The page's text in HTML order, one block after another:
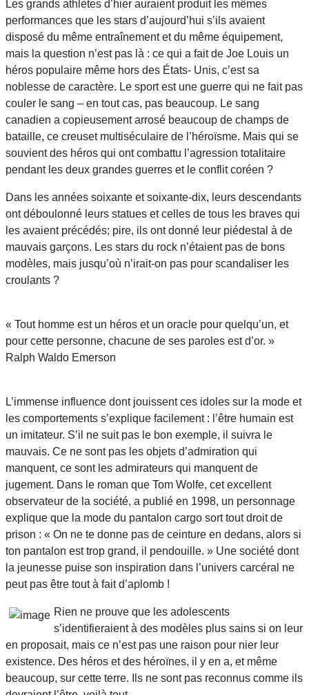
Les grands athlètes d’hier auraient produit les mêmes
performances que les stars d’aujourd’hui s’ils avaient
disposé du même entraînement et du même équipement,
mais la question n’est pas là : ce qui a fait de Joe Louis un
héros populaire même hors des États- Unis, c’est sa
noblesse de caractère. Le sport est une guerre qui ne fait pas
couler le sang – en tout cas, pas beaucoup. Le sang
canadien a copieusement arrosé beaucoup de champs de
bataille, ce creuset multiséculaire de l’héroïsme. Mais qui se
souvient des héros qui ont combattu l’agression totalitaire
pendant les deux grandes guerres et le conflit coréen ?
Dans les années soixante et soixante-dix, leurs descendants
ont déboulonné leurs statues et celles de tous les braves qui
les avaient précédés; pire, ils ont donné leur piédestal à de
mauvais garçons. Les stars du rock n’étaient pas de bons
modèles, mais jusqu’où n’irait-on pas pour scandaliser les
croulants ?
« Tout homme est un héros et un oracle pour quelqu’un, et
pour cette personne, chacune de ses paroles est d’or. »
Ralph Waldo Emerson
L’immense influence dont jouissent ces idoles sur la mode et
les comportements s’explique facilement : l’être humain est
un imitateur. S’il ne suit pas le bon exemple, il suivra le
mauvais. Ce ne sont pas les objets d’admiration qui
manquent, ce sont les admirateurs qui manquent de
jugement. Dans le roman que Tom Wolfe, cet excellent
observateur de la société, a publié en 1998, un personnage
explique que la mode du pantalon cargo sort tout droit de
prison : « On ne te donne pas de ceinture en dedans, alors si
ton pantalon est trop grand, il pendouille. » Une société dont
la jeunesse puise son inspiration dans l’univers carcéral ne
peut pas être tout à fait d’aplomb !
Rien ne prouve que les adolescents
s’identifieraient à des modèles plus sains si on leur
en proposait, mais ce n’est pas une raison pour nier leur
existence. Des héros et des héroïnes, il y en a, et même
beaucoup, sur cette terre. Ils ne sont pas reconnus comme ils